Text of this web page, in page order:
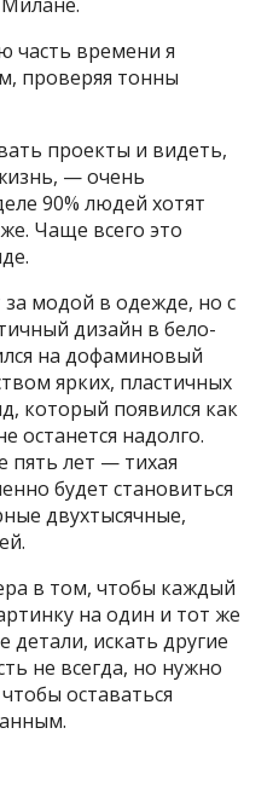
часть времени я
проверяя тонны
проекты и видеть,
— очень
90% людей хотят
Чаще всего это
за модой в одежде, но с
дизайн в бело-
на дофаминовый
ярких, пластичных
который появился как
останется надолго.
пять лет — тихая
будет становиться
двухтысячные,
в том, чтобы каждый
на один и тот же
детали, искать другие
не всегда, но нужно
оставаться